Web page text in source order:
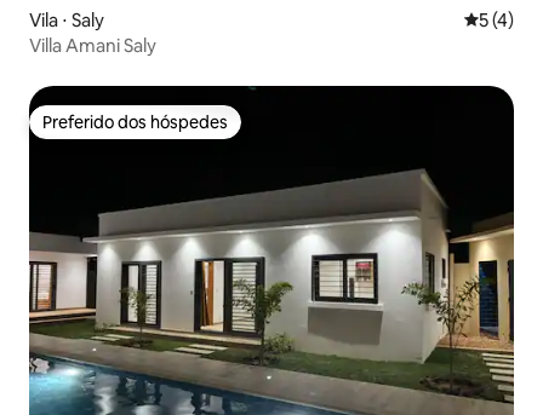
Vila ⋅ Saly 5 de
5 (4)
Villa Amani Saly
Preferido dos hóspedes
Preferido dos hóspedes